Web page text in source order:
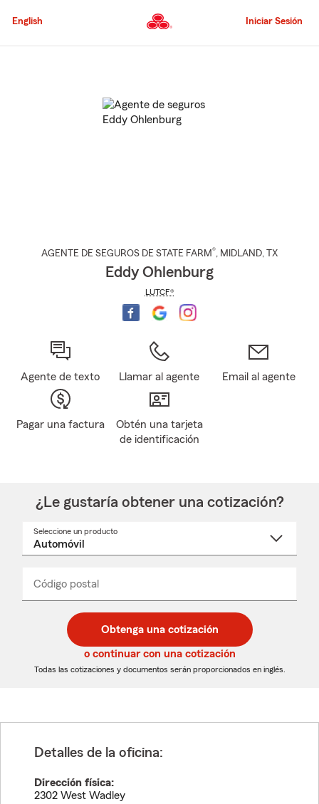
al
principal
English Iniciar Sesión
AGENTE DE SEGUROS DE STATE FARM®, MIDLAND, TX
Eddy Ohlenburg
LUTCF®
Agente de texto Llamar al agente Email al agente
Pagar una factura
Obtén una tarjeta
de identificación
¿Le gustaría obtener una cotización?
Seleccione un producto
desplegable
Código postal
de
5
dígitos
de
5
dígitos
_____
Obtenga una cotización
o continuar con una cotización
Todas las cotizaciones y documentos serán proporcionados en inglés.
Detalles de la oficina:
Dirección física:
2302 West Wadley